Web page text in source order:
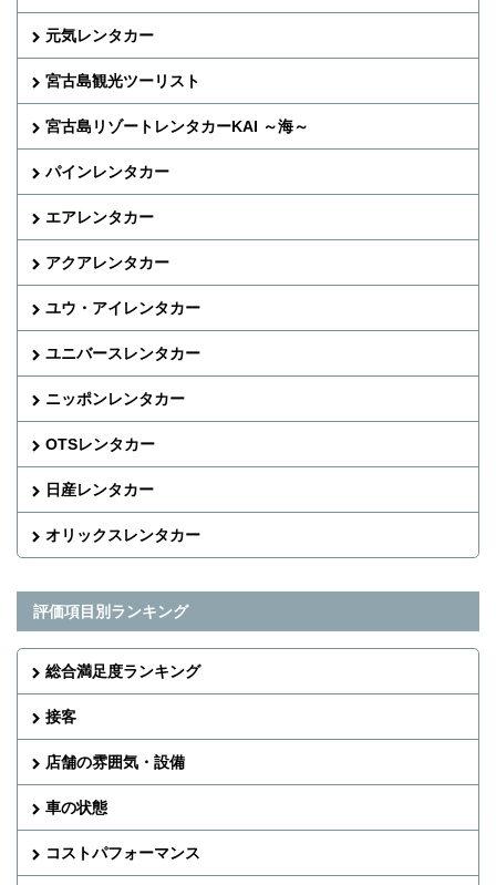
元気レンタカー
宮古島観光ツーリスト
宮古島リゾートレンタカーKAI ～海～
パインレンタカー
エアレンタカー
アクアレンタカー
ユウ・アイレンタカー
ユニバースレンタカー
ニッポンレンタカー
OTSレンタカー
日産レンタカー
オリックスレンタカー
評価項目別ランキング
総合満足度ランキング
接客
店舗の雰囲気・設備
車の状態
コストパフォーマンス